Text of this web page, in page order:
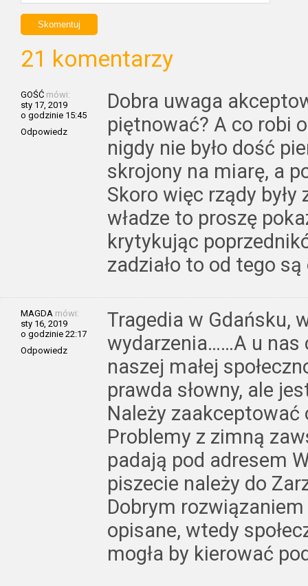
21 komentarzy
GOŚĆ mówi:
sty 17, 2019
o godzinie 15:45
Odpowiedz
Dobra uwaga
piętnować? A co robi
nigdy nie było dość
skrojony na miarę, a
Skoro więc rządy
władze to proszę
krytykując
zadziało to od tego
MAGDA mówi:
sty 16, 2019
o godzinie 22:17
Odpowiedz
Tragedia w Gdańsku,
wydarzenia……A u nas
naszej małej
prawda słowny, ale
Należy zaakceptować
Problemy z zimną
padają pod adresem
piszecie należy do
Dobrym rozwiązaniem
opisane, wtedy
mogła by kierować